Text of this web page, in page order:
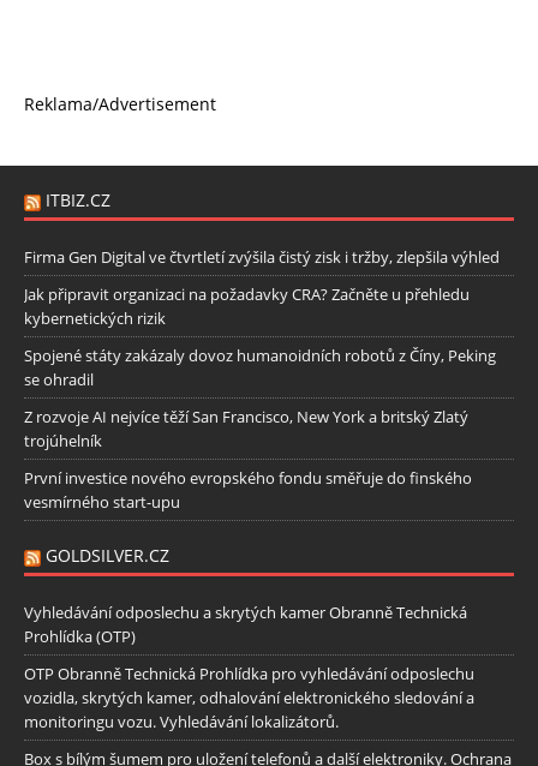
Reklama/Advertisement
ITBIZ.CZ
Firma Gen Digital ve čtvrtletí zvýšila čistý zisk i tržby, zlepšila výhled
Jak připravit organizaci na požadavky CRA? Začněte u přehledu
kybernetických rizik
Spojené státy zakázaly dovoz humanoidních robotů z Číny, Peking
se ohradil
Z rozvoje AI nejvíce těží San Francisco, New York a britský Zlatý
trojúhelník
První investice nového evropského fondu směřuje do finského
vesmírného start-upu
GOLDSILVER.CZ
Vyhledávání odposlechu a skrytých kamer Obranně Technická
Prohlídka (OTP)
OTP Obranně Technická Prohlídka pro vyhledávání odposlechu
vozidla, skrytých kamer, odhalování elektronického sledování a
monitoringu vozu. Vyhledávání lokalizátorů.
Box s bílým šumem pro uložení telefonů a další elektroniky. Ochrana